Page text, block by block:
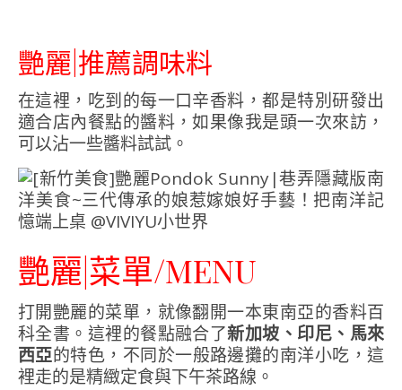
艷麗|推薦調味料
在這裡，吃到的每一口辛香料，都是特別研發出
適合店內餐點的醬料，如果像我是頭一次來訪，
可以沾一些醬料試試。
艷麗|菜單/MENU
打開艷麗的菜單，就像翻開一本東南亞的香料百
科全書。這裡的餐點融合了新加坡、印尼、馬來
西亞的特色，不同於一般路邊攤的南洋小吃，這
裡走的是精緻定食與下午茶路線。